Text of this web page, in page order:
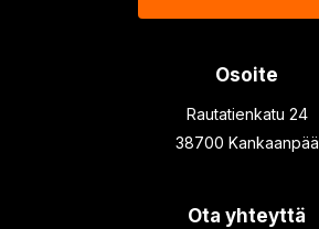
Osoite
Rautatienkatu 24
38700 Kankaanpää
Ota yhteyttä